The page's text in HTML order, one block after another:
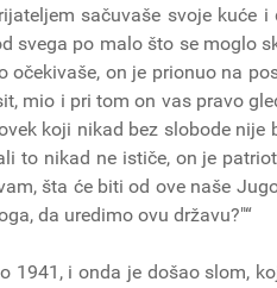
sačuvaše svoje kuće
svega po malo što se moglo
on je prionuo na
mio i pri tom on vas pravo
koji nikad bez slobode nije
to nikad ne ističe, on je
šta će biti od ove naše
da uredimo ovu državu?"“
1941, i onda je došao slom,